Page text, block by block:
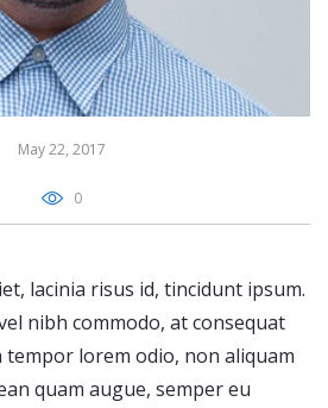
May 22, 2017
0
lacinia risus id, tincidunt ipsum.
nibh commodo, at consequat
tempor lorem odio, non aliquam
quam augue, semper eu